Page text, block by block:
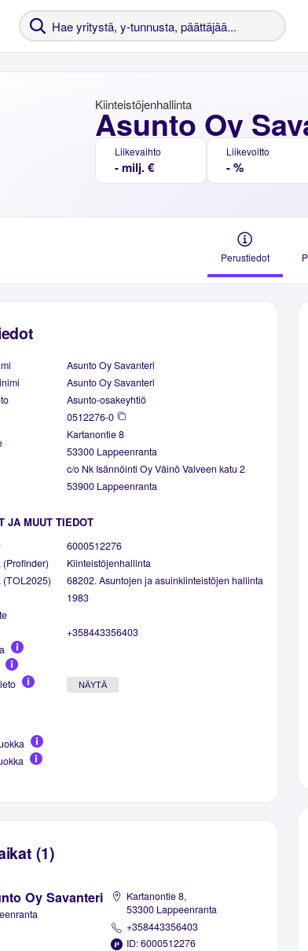
Asunto Oy
Kiinteistöjenhallinta
Liikevaihto
- milj. €
Liikevoitto
- %
Perustiedot
Asunto Oy Savanteri
Asunto Oy Savanteri
Asunto-osakeyhtiö
0512276-0
Kartanontie 8
53300 Lappeenranta
c/o Nk Isännöinti Oy Väinö Valveen katu 2
53900 Lappeenranta
JA MUUT TIEDOT
6000512276
(Profinder)
Kiinteistöjenhallinta
(TOL2025)
68202. Asuntojen ja asuinkiinteistöjen hallinta
1983
+358443356403
NÄYTÄ
(1)
Oy Savanteri
Kartanontie 8,
53300 Lappeenranta
+358443356403
ID: 6000512276